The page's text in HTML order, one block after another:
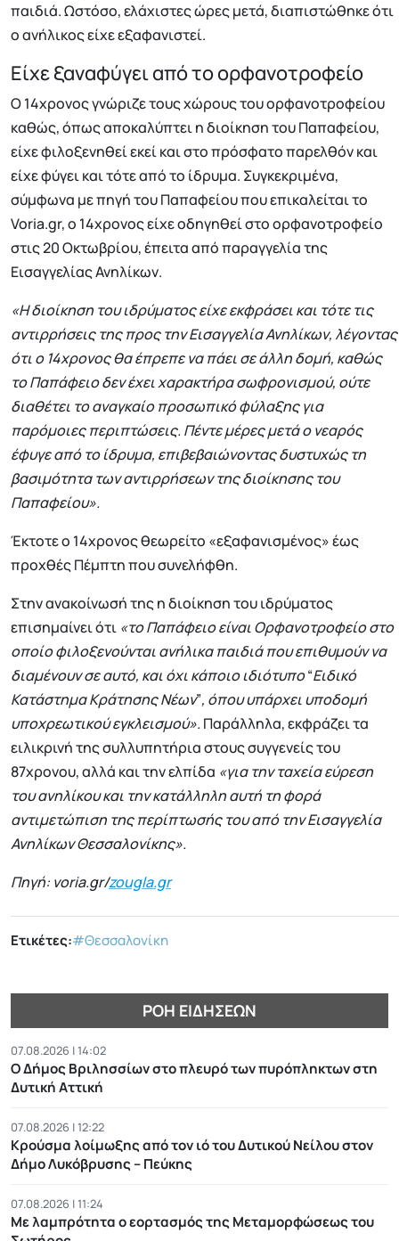
παιδιά. Ωστόσο, ελάχιστες ώρες μετά, διαπιστώθηκε ότι
ο ανήλικος είχε εξαφανιστεί.
Είχε ξαναφύγει από το ορφανοτροφείο
Ο 14χρονος γνώριζε τους χώρους του ορφανοτροφείου
καθώς, όπως αποκαλύπτει η διοίκηση του Παπαφείου,
είχε φιλοξενηθεί εκεί και στο πρόσφατο παρελθόν και
είχε φύγει και τότε από το ίδρυμα. Συγκεκριμένα,
σύμφωνα με πηγή του Παπαφείου που επικαλείται το
Voria.gr, ο 14χρονος είχε οδηγηθεί στο ορφανοτροφείο
στις 20 Οκτωβρίου, έπειτα από παραγγελία της
Εισαγγελίας Ανηλίκων.
«Η διοίκηση του ιδρύματος είχε εκφράσει και τότε τις
αντιρρήσεις της προς την Εισαγγελία Ανηλίκων, λέγοντας
ότι ο 14χρονος θα έπρεπε να πάει σε άλλη δομή, καθώς
το Παπάφειο δεν έχει χαρακτήρα σωφρονισμού, ούτε
διαθέτει το αναγκαίο προσωπικό φύλαξης για
παρόμοιες περιπτώσεις. Πέντε μέρες μετά ο νεαρός
έφυγε από το ίδρυμα, επιβεβαιώνοντας δυστυχώς τη
βασιμότητα των αντιρρήσεων της διοίκησης του
Παπαφείου».
Έκτοτε ο 14χρονος θεωρείτο «εξαφανισμένος» έως
προχθές Πέμπτη που συνελήφθη.
Στην ανακοίνωσή της η διοίκηση του ιδρύματος
επισημαίνει ότι «το Παπάφειο είναι Ορφανοτροφείο στο
οποίο φιλοξενούνται ανήλικα παιδιά που επιθυμούν να
διαμένουν σε αυτό, και όχι κάποιο ιδιότυπο“Ειδικό
Κατάστημα Κράτησης Νέων”, όπου υπάρχει υποδομή
υποχρεωτικού εγκλεισμού».Παράλληλα, εκφράζει τα
ειλικρινή της συλλυπητήρια στους συγγενείς του
87χρονου, αλλά και την ελπίδα «για την ταχεία εύρεση
του ανηλίκου και την κατάλληλη αυτή τη φορά
αντιμετώπιση της περίπτωσής του από την Εισαγγελία
Ανηλίκων Θεσσαλονίκης».
Πηγή: voria.gr/zougla.gr
Ετικέτες:#Θεσσαλονίκη
ΡΟΉ ΕΙΔΉΣΕΩΝ
07.08.2026 | 14:02
Ο Δήμος Βριλησσίων στο πλευρό των πυρόπληκτων στη
Δυτική Αττική
07.08.2026 | 12:22
Κρούσμα λοίμωξης από τον ιό του Δυτικού Νείλου στον
Δήμο Λυκόβρυσης – Πεύκης
07.08.2026 | 11:24
Με λαμπρότητα ο εορτασμός της Μεταμορφώσεως του